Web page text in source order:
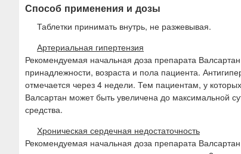
Способ применения и дозы
Таблетки принимать внутрь, не разжевывая.
Артериальная гипертензия
Рекомендуемая начальная доза препарата
принадлежности, возраста и пола пациента.
отмечается через 4 недели. Тем пациентам, у
Валсартан может быть увеличена до максимальной
средства.
Хроническая сердечная недостаточность
Рекомендуемая начальная доза препарата